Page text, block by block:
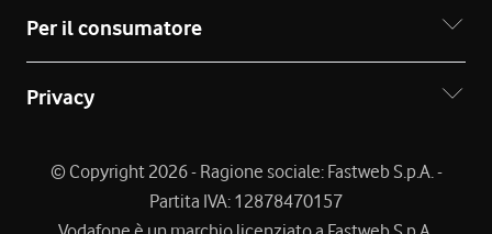
Per il consumatore
Privacy
© Copyright 2026 - Ragione sociale: Fastweb S.p.A. -
Partita IVA: 12878470157